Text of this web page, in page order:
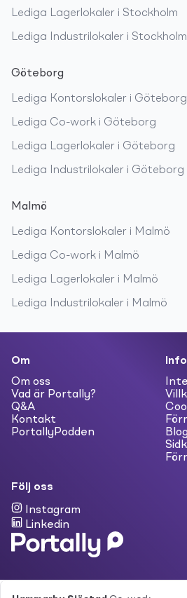
Lediga Lagerlokaler i Stockholm
Lediga Industrilokaler i Stockholm
Göteborg
Lediga Kontorslokaler i Göteborg
Lediga Co-work i Göteborg
Lediga Lagerlokaler i Göteborg
Lediga Industrilokaler i Göteborg
Malmö
Lediga Kontorslokaler i Malmö
Lediga Co-work i Malmö
Lediga Lagerlokaler i Malmö
Lediga Industrilokaler i Malmö
Om
Om oss
Vad är Portally?
Q&A
Kontakt
PortallyPodden
Följ oss
Instagram
Linkedin